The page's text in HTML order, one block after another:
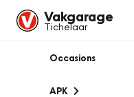
Vakgarage
Tichelaar
Occasions
APK